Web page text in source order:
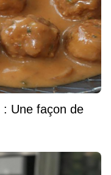
Une façon de